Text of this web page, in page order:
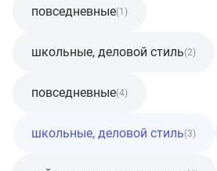
повседневные(1)
школьные, деловой стиль(2)
повседневные(4)
школьные, деловой стиль(3)